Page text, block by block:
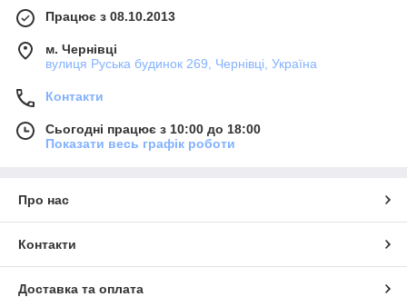
Працює з 08.10.2013
м. Чернівці
вулиця Руська будинок 269, Чернівці, Україна
Контакти
Сьогодні працює з 10:00 до 18:00
Показати весь графік роботи
Про нас
Контакти
Доставка та оплата